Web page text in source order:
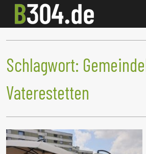
Schlagwort:
Vaterestetten